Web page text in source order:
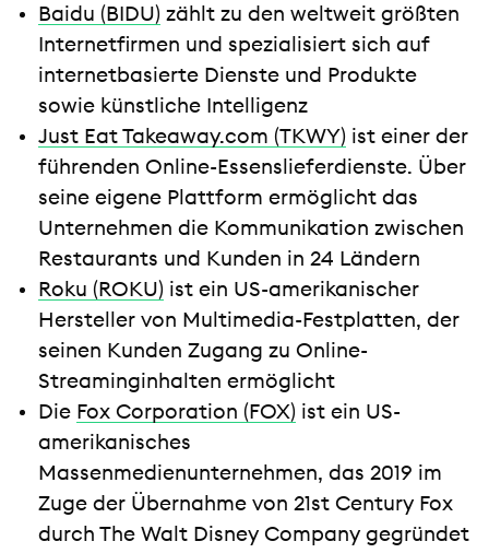
Baidu (BIDU) zählt zu den weltweit größten
Internetfirmen und spezialisiert sich auf
internetbasierte Dienste und Produkte
sowie künstliche Intelligenz
Just Eat Takeaway.com (TKWY) ist einer der
führenden Online-Essenslieferdienste. Über
seine eigene Plattform ermöglicht das
Unternehmen die Kommunikation zwischen
Restaurants und Kunden in 24 Ländern
Roku (ROKU) ist ein US-amerikanischer
Hersteller von Multimedia-Festplatten, der
seinen Kunden Zugang zu Online-
Streaminginhalten ermöglicht
Die Fox Corporation (FOX) ist ein US-
amerikanisches
Massenmedienunternehmen, das 2019 im
Zuge der Übernahme von 21st Century Fox
durch The Walt Disney Company gegründet